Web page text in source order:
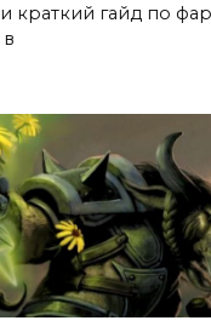
краткий гайд по